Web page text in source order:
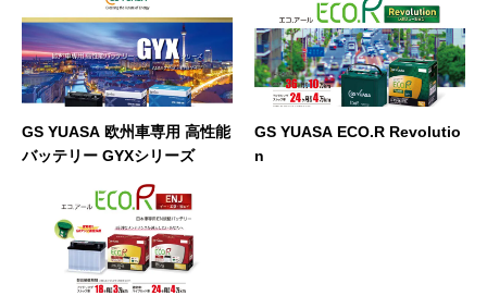
GS YUASA 欧州車専用 高性能
バッテリー GYXシリーズ
GS YUASA ECO.R Revolutio
n